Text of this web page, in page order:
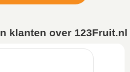
klanten over 123Fruit.nl